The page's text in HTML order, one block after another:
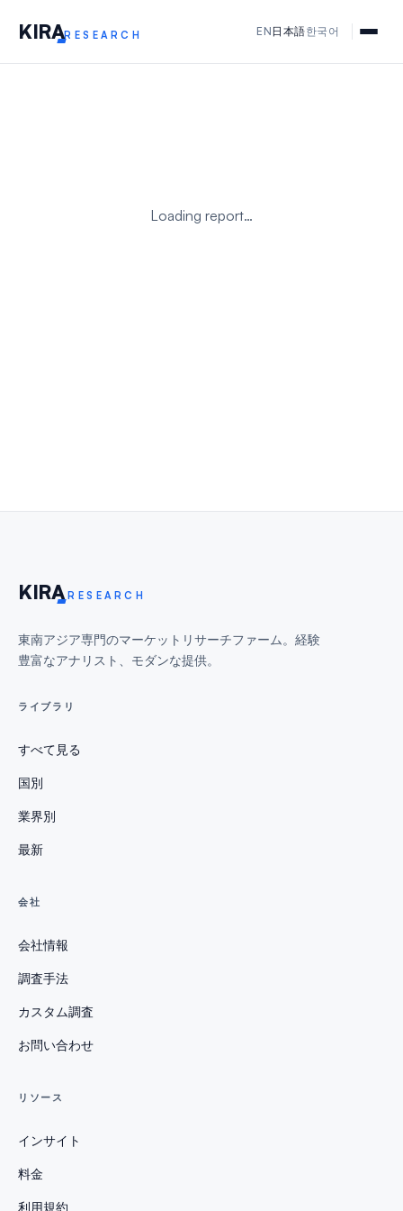
KIRARESEARCH EN 日本語한국어
Loading report…
KIRA RESEARCH
東南アジア専門のマーケットリサーチファーム。経験
豊富なアナリスト、モダンな提供。
ライブラリ
すべて見る
国別
業界別
最新
会社
会社情報
調査手法
カスタム調査
お問い合わせ
リソース
インサイト
料金
利用規約